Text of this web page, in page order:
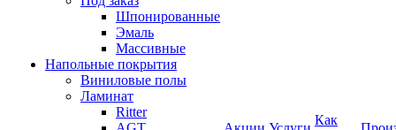
Шпонированные
Эмаль
Массивные
Напольные покрытия
Виниловые полы
Ламинат
Ritter
Как